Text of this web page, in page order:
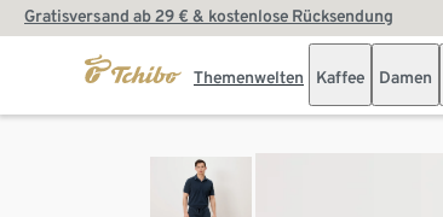
Gratisversand ab 29 € & kostenlose Rücksendung
Themenwelten Kaffee Damen